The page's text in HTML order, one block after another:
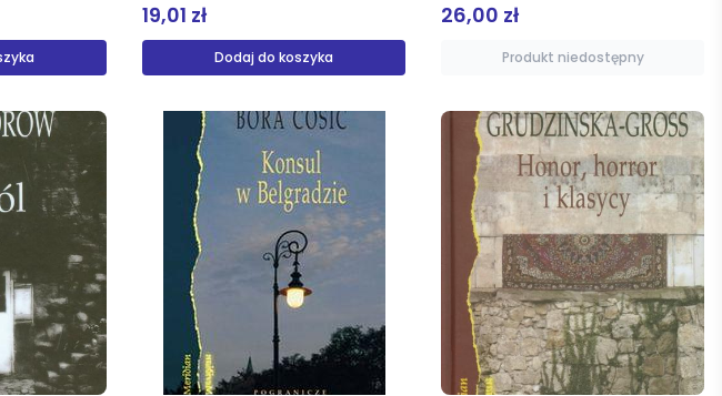
19,01 zł
Dodaj do koszyka
26,00 zł
Produkt niedostępny